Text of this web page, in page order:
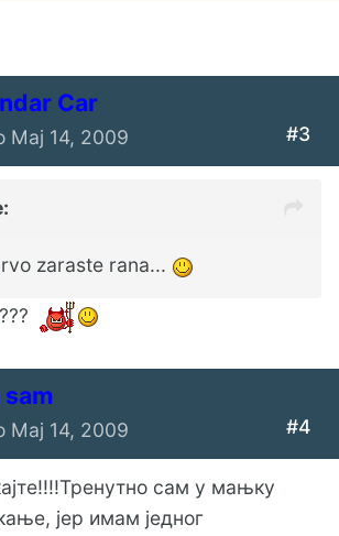
Car
Maj 14, 2009 #3
zaraste rana...
sam
Maj 14, 2009 #4
сам у мањку
јер имам једног